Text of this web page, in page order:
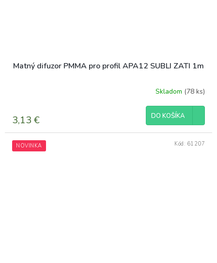
Matný difuzor PMMA pro profil APA12 SUBLI ZATI 1m
Skladom (78 ks)
3,13 € DO KOŠÍKA
NOVINKA Kód: 61207